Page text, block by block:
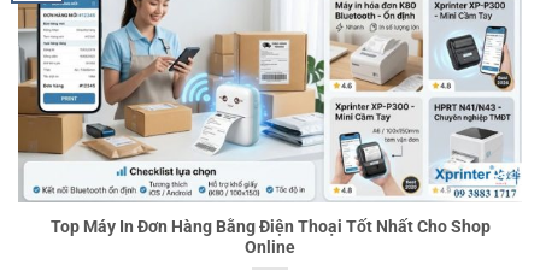
Top Máy In Đơn Hàng Bằng Điện Thoại Tốt Nhất Cho Shop
Online